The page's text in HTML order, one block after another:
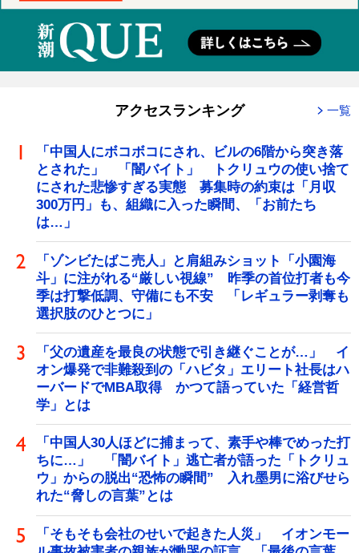
アクセスランキング 一覧
「中国人にボコボコにされ、ビルの6階から突き落
とされた」 「闇バイト」 トクリュウの使い捨て
にされた悲惨すぎる実態 募集時の約束は「月収
300万円」も、組織に入った瞬間、「お前たち
は…」
「ゾンビたばこ売人」と肩組みショット「小園海
斗」に注がれる“厳しい視線” 昨季の首位打者も今
季は打撃低調、守備にも不安 「レギュラー剥奪も
選択肢のひとつに」
「父の遺産を最良の状態で引き継ぐことが…」 イ
オン爆発で非難殺到の「ハビタ」エリート社長はハ
ーバードでMBA取得 かつて語っていた「経営哲
学」とは
「中国人30人ほどに捕まって、素手や棒でめった打
ちに…」 「闇バイト」逃亡者が語った「トクリュ
ウ」からの脱出“恐怖の瞬間” 入れ墨男に浴びせら
れた“脅しの言葉”とは
「そもそも会社のせいで起きた人災」 イオンモー